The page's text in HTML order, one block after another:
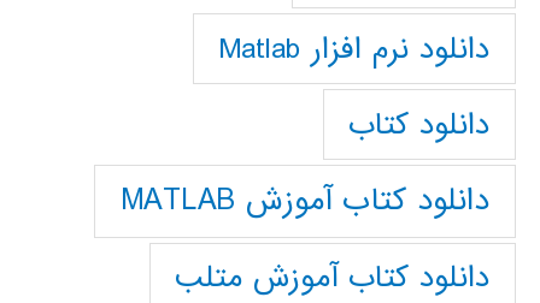
دانلود نرم افزار Matlab
دانلود کتاب
دانلود کتاب آموزش MATLAB
دانلود کتاب آموزش متلب